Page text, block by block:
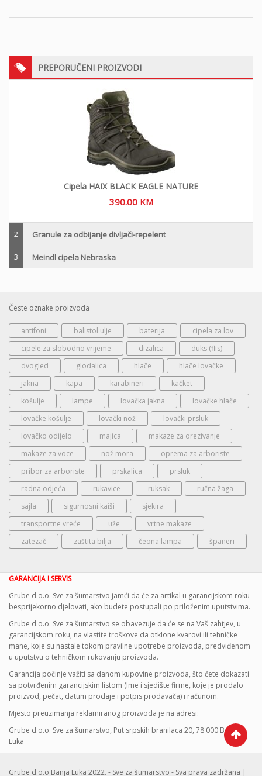
PREPORUČENI PROIZVODI
Cipela HAIX BLACK EAGLE NATURE
390.00 KM
2 Granule za odbijanje divljači-repelent
3 Meindl cipela Nebraska
Česte oznake proizvoda
antifoni balistol ulje baterija
cipela za lov
cipele za slobodno vrijeme
dizalica
duks (flis)
dvogled
glodalica hlače
hlače lovačke
jakna
kapa karabineri
kačket
košulje
lampe lovačka jakna
lovačke hlače
lovačke košulje
lovački nož
lovački prsluk
lovačko odijelo
majica
makaze za orezivanje
makaze za voce
nož mora
oprema za arboriste
pribor za arboriste
prskalica
prsluk
radna odjeća
rukavice ruksak
ručna žaga
sajla
sigurnosni kaiši
sjekira
transportne vreće
uže
vrtne makaze
zatezač
zaštita bilja čeona lampa španeri
GARANCIJA I SERVIS
Grube d.o.o. Sve za šumarstvo jamći da će za artikal u garancijskom roku
besprijekorno djelovati, ako budete postupali po priloženim uputstvima.
Grube d.o.o. Sve za šumarstvo se obavezuje da će se na Vaš zahtjev, u
garancijskom roku, na vlastite troškove da otklone kvarovi ili tehničke
mane, koje su nastale tokom pravilne upotrebe proizvoda, predviđenom
u uputstvu o tehničkom rukovanju proizvoda.
Garancija počinje važiti sa danom kupovine proizvoda, što ćete dokazati
sa potvrđenim garancijskim listom (Ime i sjedište firme, koje je prodalo
proizvod, pečat, datum prodaje i potpis prodavača) i računom.
Mjesto preuzimanja reklamiranog proizvoda je na adresi:
Grube d.o.o. Sve za šumarstvo, Put srpskih branilaca 20, 78 000 Banja
Luka
Grube d.o.o Banja Luka 2022. - Sve za šumarstvo - Sva prava zadržana |